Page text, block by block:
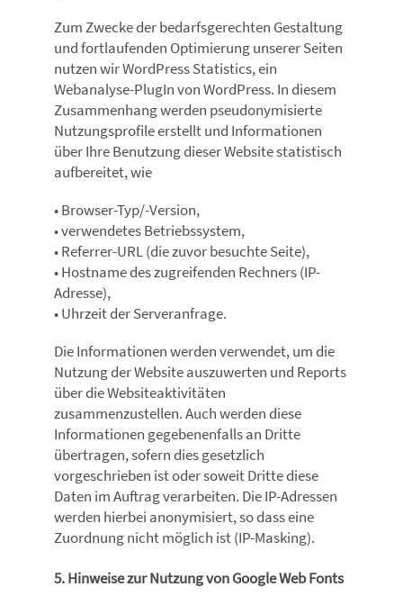
Zum Zwecke der bedarfsgerechten Gestaltung
und fortlaufenden Optimierung unserer Seiten
nutzen wir WordPress Statistics, ein
Webanalyse-PlugIn von WordPress. In diesem
Zusammenhang werden pseudonymisierte
Nutzungsprofile erstellt und Informationen
über Ihre Benutzung dieser Website statistisch
aufbereitet, wie
• Browser-Typ/-Version,
• verwendetes Betriebssystem,
• Referrer-URL (die zuvor besuchte Seite),
• Hostname des zugreifenden Rechners (IP-
Adresse),
• Uhrzeit der Serveranfrage.
Die Informationen werden verwendet, um die
Nutzung der Website auszuwerten und Reports
über die Websiteaktivitäten
zusammenzustellen. Auch werden diese
Informationen gegebenenfalls an Dritte
übertragen, sofern dies gesetzlich
vorgeschrieben ist oder soweit Dritte diese
Daten im Auftrag verarbeiten. Die IP-Adressen
werden hierbei anonymisiert, so dass eine
Zuordnung nicht möglich ist (IP-Masking).
5. Hinweise zur Nutzung von Google Web Fonts